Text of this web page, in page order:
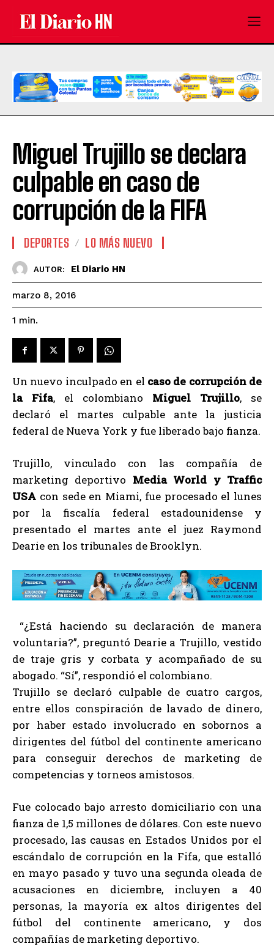
Miguel Trujillo se declara
culpable en caso de
corrupción de la FIFA
DEPORTES LO MÁS NUEVO
AUTOR: El Diario HN
marzo 8, 2016
1 min.
Un nuevo inculpado en el caso de corrupción de
la Fifa, el colombiano Miguel Trujillo, se
declaró el martes culpable ante la justicia
federal de Nueva York y fue liberado bajo fianza.
Trujillo, vinculado con las compañía de
marketing deportivo Media World y Traffic
USA con sede en Miami, fue procesado el lunes
por la fiscalía federal estadounidense y
presentado el martes ante el juez Raymond
Dearie en los tribunales de Brooklyn.
“¿Está haciendo su declaración de manera
voluntaria?”, preguntó Dearie a Trujillo, vestido
de traje gris y corbata y acompañado de su
abogado. “Sí”, respondió el colombiano.
Trujillo se declaró culpable de cuatro cargos,
entre ellos conspiración de lavado de dinero,
por haber estado involucrado en sobornos a
dirigentes del fútbol del continente americano
para conseguir derechos de marketing de
competencias y torneos amistosos.
Fue colocado bajo arresto domiciliario con una
fianza de 1,5 millones de dólares. Con este nuevo
procesado, las causas en Estados Unidos por el
escándalo de corrupción en la Fifa, que estalló
en mayo pasado y tuvo una segunda oleada de
acusaciones en diciembre, incluyen a 40
personas, la mayoría ex altos dirigentes del
fútbol del continente americano, y dos
compañías de marketing deportivo.